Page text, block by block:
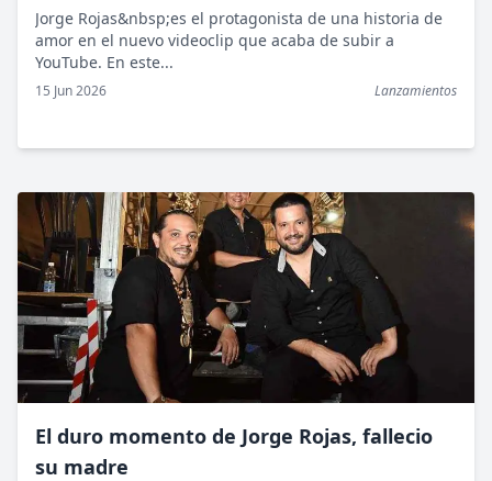
Jorge Rojas&nbsp;es el protagonista de una historia de
amor en el nuevo videoclip que acaba de subir a
YouTube. En este...
15 Jun 2026 Lanzamientos
El duro momento de Jorge Rojas, fallecio
su madre